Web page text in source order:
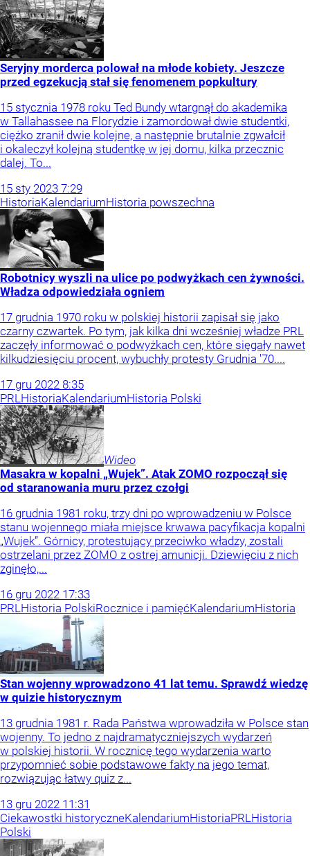
Seryjny morderca polował na młode kobiety. Jeszcze
przed egzekucją stał się fenomenem popkultury
15 stycznia 1978 roku Ted Bundy wtargnął do akademika
w Tallahassee na Florydzie i zamordował dwie studentki,
ciężko zranił dwie kolejne, a następnie brutalnie zgwałcił
i okaleczył kolejną studentkę w jej domu, kilka przecznic
dalej. To...
15 sty 2023 7:29
HistoriaKalendariumHistoria powszechna
Robotnicy wyszli na ulice po podwyżkach cen żywności.
Władza odpowiedziała ogniem
17 grudnia 1970 roku w polskiej historii zapisał się jako
czarny czwartek. Po tym, jak kilka dni wcześniej władze PRL
zaczęły informować o podwyżkach cen, które sięgały nawet
kilkudziesięciu procent, wybuchły protesty Grudnia '70....
17 gru 2022 8:35
PRLHistoriaKalendariumHistoria Polski
Wideo
Masakra w kopalni „Wujek”. Atak ZOMO rozpoczął się
od staranowania muru przez czołgi
16 grudnia 1981 roku, trzy dni po wprowadzeniu w Polsce
stanu wojennego miała miejsce krwawa pacyfikacja kopalni
„Wujek”. Górnicy, protestujący przeciwko władzy, zostali
ostrzelani przez ZOMO z ostrej amunicji. Dziewięciu z nich
zginęło,...
16 gru 2022 17:33
PRLHistoria PolskiRocznice i pamięćKalendariumHistoria
Stan wojenny wprowadzono 41 lat temu. Sprawdź wiedzę
w quizie historycznym
13 grudnia 1981 r. Rada Państwa wprowadziła w Polsce stan
wojenny. To jedno z najdramatyczniejszych wydarzeń
w polskiej historii. W rocznicę tego wydarzenia warto
przypomnieć sobie podstawowe fakty na jego temat,
rozwiązując łatwy quiz z...
13 gru 2022 11:31
Ciekawostki historyczneKalendariumHistoriaPRLHistoria
Polski